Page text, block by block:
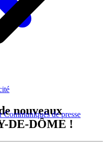
Communiqués de presse
nouveaux
DE-DÔME !